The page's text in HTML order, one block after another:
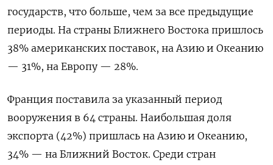
государств, что больше, чем за все предыдущие
периоды. На страны Ближнего Востока пришлось
38% американских поставок, на Азию и Океанию
— 31%, на Европу — 28%.
Франция поставила за указанный период
вооружения в 64 страны. Наибольшая доля
экспорта (42%) пришлась на Азию и Океанию,
34% — на Ближний Восток. Среди стран